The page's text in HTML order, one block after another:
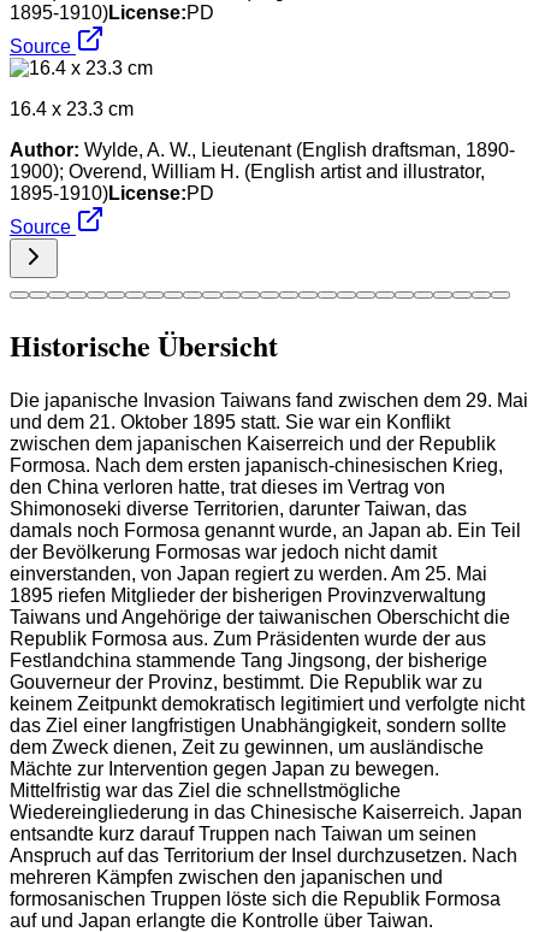
1895-1910)License:PD
Source
16.4 x 23.3 cm
Author: Wylde, A. W., Lieutenant (English draftsman, 1890-
1900); Overend, William H. (English artist and illustrator,
1895-1910)License:PD
Source
Historische Übersicht
Die japanische Invasion Taiwans fand zwischen dem 29. Mai
und dem 21. Oktober 1895 statt. Sie war ein Konflikt
zwischen dem japanischen Kaiserreich und der Republik
Formosa. Nach dem ersten japanisch-chinesischen Krieg,
den China verloren hatte, trat dieses im Vertrag von
Shimonoseki diverse Territorien, darunter Taiwan, das
damals noch Formosa genannt wurde, an Japan ab. Ein Teil
der Bevölkerung Formosas war jedoch nicht damit
einverstanden, von Japan regiert zu werden. Am 25. Mai
1895 riefen Mitglieder der bisherigen Provinzverwaltung
Taiwans und Angehörige der taiwanischen Oberschicht die
Republik Formosa aus. Zum Präsidenten wurde der aus
Festlandchina stammende Tang Jingsong, der bisherige
Gouverneur der Provinz, bestimmt. Die Republik war zu
keinem Zeitpunkt demokratisch legitimiert und verfolgte nicht
das Ziel einer langfristigen Unabhängigkeit, sondern sollte
dem Zweck dienen, Zeit zu gewinnen, um ausländische
Mächte zur Intervention gegen Japan zu bewegen.
Mittelfristig war das Ziel die schnellstmögliche
Wiedereingliederung in das Chinesische Kaiserreich. Japan
entsandte kurz darauf Truppen nach Taiwan um seinen
Anspruch auf das Territorium der Insel durchzusetzen. Nach
mehreren Kämpfen zwischen den japanischen und
formosanischen Truppen löste sich die Republik Formosa
auf und Japan erlangte die Kontrolle über Taiwan.